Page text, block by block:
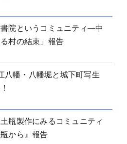
書院というコミュニティ―中
村の結束」報告
八幡・八幡堀と城下町写生
瓶製作にみるコミュニティ
から』報告